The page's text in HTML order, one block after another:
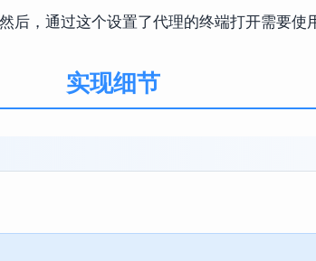
，通过这个设置了代理的终端打开需要
实现细节